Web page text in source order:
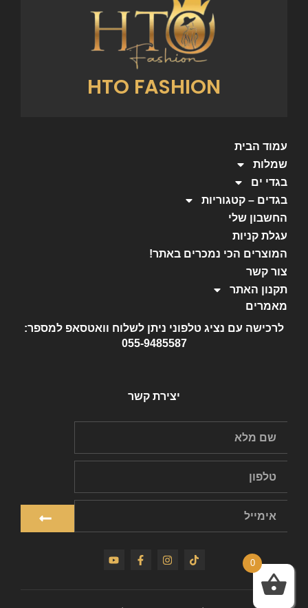
HTO FASHION
עמוד הבית
שמלות
בגדי ים
בגדים – קטגוריות
החשבון שלי
עגלת קניות
המוצרים הכי נמכרים באתר!
צור קשר
תקנון האתר
מאמרים
לרכישה עם נציג טלפוני ניתן לשלוח וואטסאפ למספר:
055-9485587
יצירת קשר
0